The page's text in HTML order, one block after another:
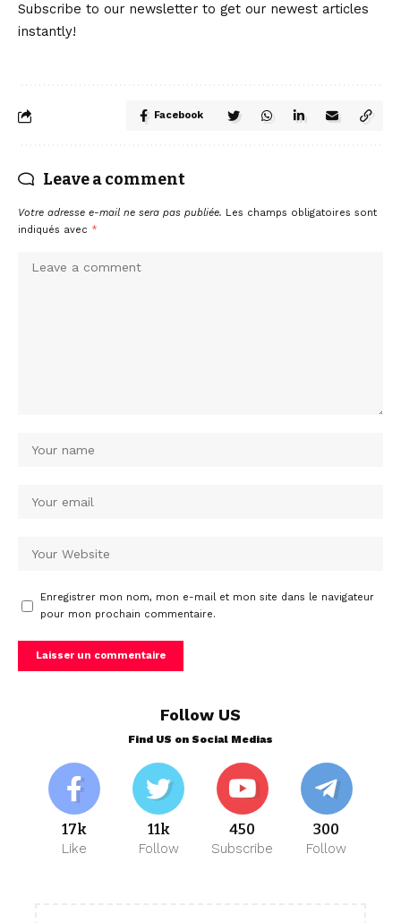
Subscribe to our newsletter to get our newest articles
instantly!
Facebook
Leave a comment
Votre adresse e-mail ne sera pas publiée. Les champs obligatoires sont
indiqués avec *
Enregistrer mon nom, mon e-mail et mon site dans le navigateur
pour mon prochain commentaire.
Follow US
Find US on Social Medias
17k
Like
11k
Follow
450
Subscribe
300
Follow